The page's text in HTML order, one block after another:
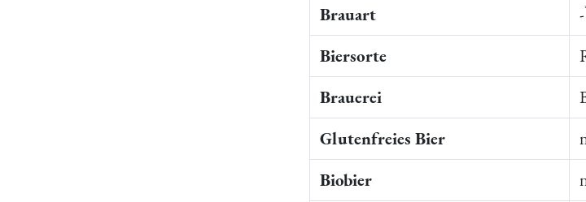
Brauart -
Biersorte
Brauerei
Glutenfreies Bier
Biobier